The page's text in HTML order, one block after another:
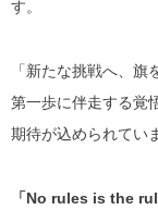
す。
「新たな挑戦へ、
第一歩に伴走する覚
期待が込められてい
「No rules is the